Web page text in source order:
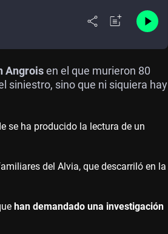
Angroisen el que murieron 80
siniestro, sino que ni siquiera hay
se ha producido la lectura de un
del Alvia, que descarriló en la
han demandado una investigación